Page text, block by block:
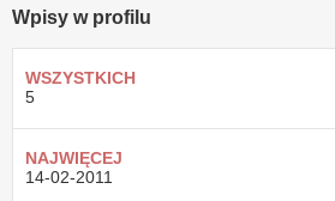
Wpisy w profilu
WSZYSTKICH
5
NAJWIĘCEJ
14-02-2011